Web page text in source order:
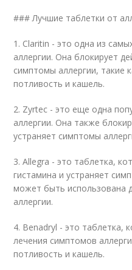
### Лучшие таблетки от
1. Claritin - это одна из
аллергии. Она блокирует
симптомы аллергии, такие
потливость и кашель.
2. Zyrtec - это еще одна
аллергии. Она также
устраняет симптомы
3. Allegra - это таблетка,
гистамина и устраняет
может быть использована
аллергии.
4. Benadryl - это таблетка,
лечения симптомов
потливость и кашель.